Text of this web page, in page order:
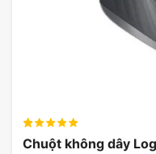
Chuột không dây